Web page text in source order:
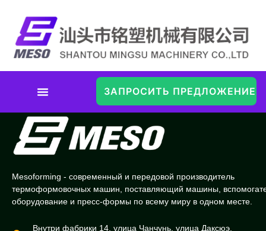
ЗАПРОСИТЬ ПРЕДЛОЖЕНИЕ
Калькулятор Стоимости
Материалов
Mesoforming - современный и передовой производитель
термоформовочных машин, поставляющий машины,
оборудование и пресс-формы по всему миру в одном месте.
Внутри фабрики 14, улица Чанчунь, улица Даксюэ,